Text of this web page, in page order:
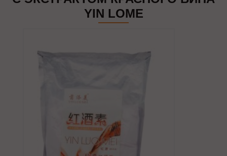
YIN LOME